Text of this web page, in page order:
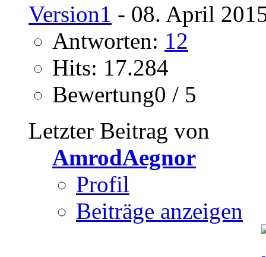
Version1 - 08. April
Antworten: 12
Hits: 17.284
Bewertung0 / 5
Letzter Beitrag von
AmrodAegnor
Profil
Beiträge anzeigen